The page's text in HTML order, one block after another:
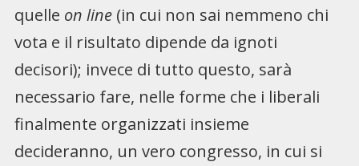
quelle on line(in cui non sai nemmeno chi
vota e il risultato dipende da ignoti
decisori); invece di tutto questo, sarà
necessario fare, nelle forme che i liberali
finalmente organizzati insieme
decideranno, un vero congresso, in cui si